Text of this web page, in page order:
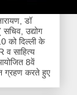
डॉ
उद्योग
को दिल्ली के
व साहित्य
8वें
ग्रहण करते हुए